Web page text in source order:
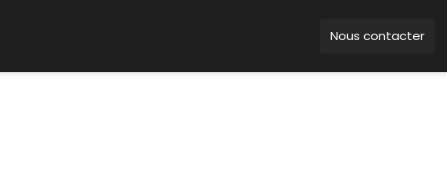
Nous contacter